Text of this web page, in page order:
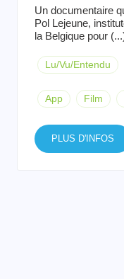
Un documentaire
Pol Lejeune,
la Belgique pour
Lu/Vu/Entendu
App Film
PLUS D'INFOS